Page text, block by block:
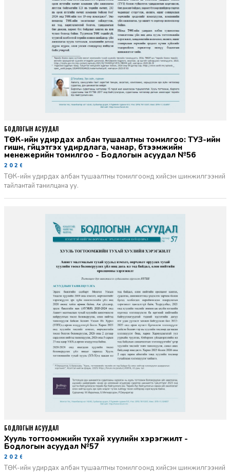
ТӨК-ийн удирдах албан тушаалтны томилгоо: ТУЗ-ийн
гишүүн, гүйцэтгэх удирдлага, чанар, бүтээмжийн
менежерийн томилгоо - Бодлогын асуудал №56
2026-06-02
ТӨК-ийн удирдах албан тушаалтны томилгоонд хийсэн шинжилгээний
тайлантай танилцана уу.
БОДЛОГЫН АСУУДАЛ
Хууль тогтоомжийн тухай хуулийн хэрэгжилт -
Бодлогын асуудал №57
2026-06-02
ТӨК-ийн удирдах албан тушаалтны томилгоонд хийсэн шинжилгээний
БОДЛОГЫН АСУУДАЛ